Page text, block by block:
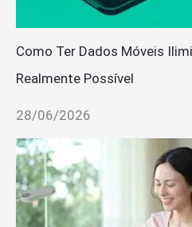
Como Ter Dados Móveis
Realmente Possível
28/06/2026